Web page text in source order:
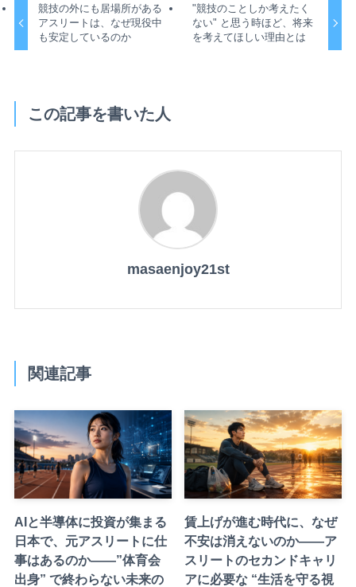
競技の外にも居場所がある
アスリートは、なぜ現役中
も安定しているのか
"競技のことしか考えたく
ない" と思う時ほど、将来
を考えてほしい理由とは
この記事を書いた人
masaenjoy21st
関連記事
AIと半導体に投資が集まる
日本で、元アスリートに仕
事はあるのか——”体育会
出身” で終わらない未来の
賃上げが進む時代に、なぜ
不安は消えないのか——ア
スリートのセカンドキャリ
アに必要な “生活を守る視